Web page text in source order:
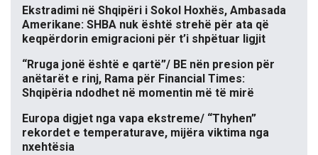
Ekstradimi në Shqipëri i Sokol Hoxhës, Ambasada
Amerikane: SHBA nuk është strehë për ata që
keqpërdorin emigracioni për t’i shpëtuar ligjit
“Rruga jonë është e qartë”/ BE nën presion për
anëtarët e rinj, Rama për Financial Times:
Shqipëria ndodhet në momentin më të mirë
Europa digjet nga vapa ekstreme/ “Thyhen”
rekordet e temperaturave, mijëra viktima nga
nxehtësia